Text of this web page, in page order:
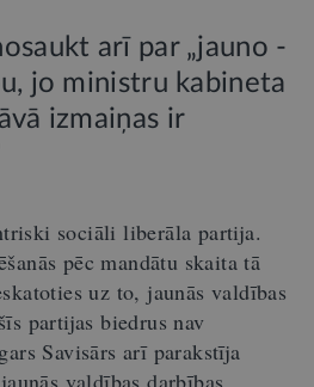
arī par „jauno -
jo ministru kabineta
izmaiņas ir
sociāli liberāla partija.
pēc mandātu skaita tā
uz to, jaunās valdības
partijas biedrus nav
Savisārs arī parakstīja